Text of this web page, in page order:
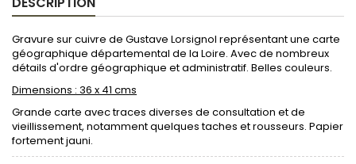
Gravure sur cuivre de Gustave Lorsignol représentant une carte
géographique départemental de la Loire. Avec de nombreux
détails d'ordre géographique et administratif. Belles couleurs.
Dimensions : 36 x 41 cms
Grande carte avec traces diverses de consultation et de
vieillissement, notamment quelques taches et rousseurs. Papier
fortement jauni.